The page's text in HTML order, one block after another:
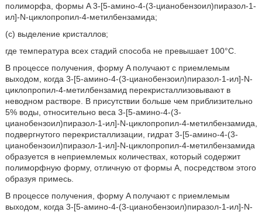
полиморфа, формы A 3-[5-амино-4-(3-цианобензоил)пиразол-1-
ил]-N-циклопропил-4-метилбензамида;
(c) выделение кристаллов;
где температура всех стадий способа не превышает 100°C.
В процессе получения, форму A получают с приемлемым
выходом, когда 3-[5-амино-4-(3-цианобензоил)пиразол-1-ил]-N-
циклопропил-4-метилбензамид перекристаллизовывают в
неводном растворе. В присутствии больше чем приблизительно
5% воды, относительно веса 3-[5-амино-4-(3-
цианобензоил)пиразол-1-ил]-N-циклопропил-4-метилбензамида,
подвергнутого перекристаллизации, гидрат 3-[5-амино-4-(3-
цианобензоил)пиразол-1-ил]-N-циклопропил-4-метилбензамида
образуется в неприемлемых количествах, который содержит
полиморфную форму, отличную от формы A, посредством этого
образуя примесь.
В процессе получения, форму A получают с приемлемым
выходом, когда 3-[5-амино-4-(3-цианобензоил)пиразол-1-ил]-N-